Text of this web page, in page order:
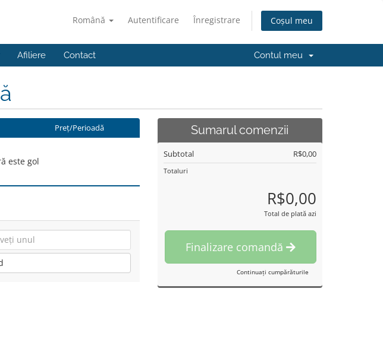
Română Autentificare Înregistrare Coșul meu
Afiliere Contact Contul meu
Preț/Perioadă
este gol
Sumarul comenzii
Subtotal R$0,00
Totaluri
R$0,00
Total de plată azi
Finalizare comandă
Continuați cumpărăturile